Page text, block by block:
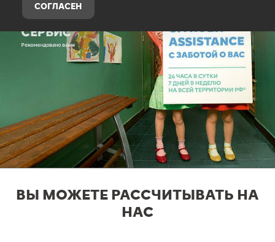
СОГЛАСЕН
ВЫ МОЖЕТЕ РАССЧИТЫВАТЬ НА
НАС